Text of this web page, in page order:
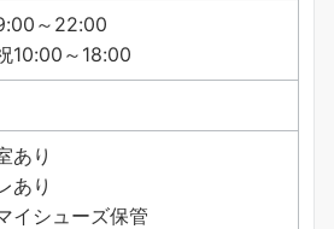
～22:00
10:00～18:00
あり
あり
イシューズ保管